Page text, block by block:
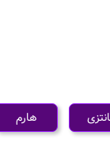
هارم